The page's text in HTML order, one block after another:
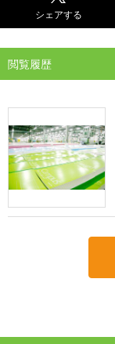
シェアする
閲覧履歴